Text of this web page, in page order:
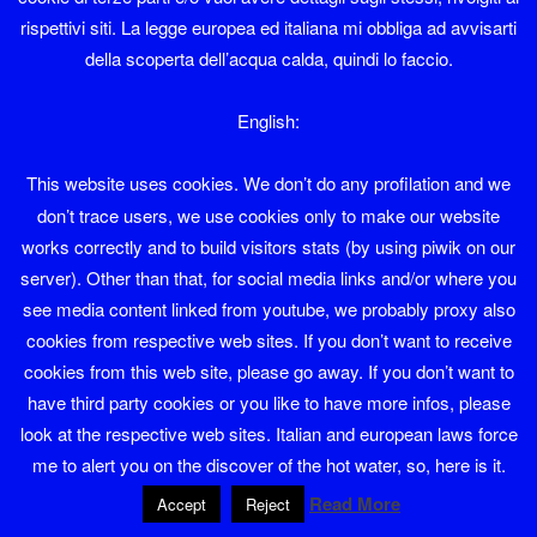
Auzi = soprannome di famiglia a Cembra.
avantàgio = s.m. – vantaggio, utile.
Avantór = s.m. – avventore, cliente.
Avànz = s.m. – avanzo; n’ài d’avànz ne ho d’avanzo.
avelì = agg. – avvilito.
avemaria = s.f. – avemaria, preghiera alla Vergine; squilla
della sera; suono delle campane che annuncia la morte di
un parrocchiano.
avér = vr. – avere; pres. ind.: ài, às, à, avén, avéo,à; p.p.
abù; ài bù ho avuto; che àite che ho;che àbia che abbia; che
i àbia che abbiano; che averàite che avrò; aveàn avevamo;
ài bù da far ho avuto da fare; ài bù dit avevo detto; se s’
avés se si avesse; ài da ghe dir ho da dirgli; da avér esser
rispettivi siti. La legge europea ed italiana mi obbliga ad avvisarti
della scoperta dell’acqua calda, quindi lo faccio.
English:
This website uses cookies. We don’t do any profilation and we
don’t trace users, we use cookies only to make our website
works correctly and to build visitors stats (by using piwik on our
server). Other than that, for social media links and/or where you
see media content linked from youtube, we probably proxy also
cookies from respective web sites. If you don’t want to receive
cookies from this web site, please go away. If you don’t want to
have third party cookies or you like to have more infos, please
look at the respective web sites. Italian and european laws force
me to alert you on the discover of the hot water, so, here is it.
Accept Reject Read More